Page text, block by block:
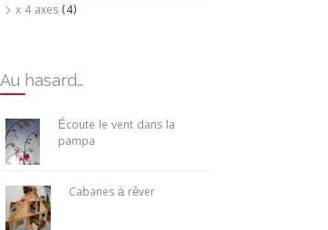
x 4 axes (4)
Au hasard…
Écoute le vent dans la
pampa
Cabanes à rêver